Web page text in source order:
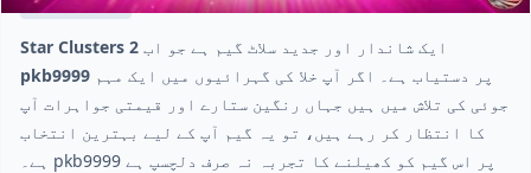
Star Clusters 2 ایک شاندار اور جدید سلاٹ گیم ہے جو اب
pkb9999
جوئی کی تلاش میں ہیں جہاں رنگین ستارے اور قیمتی جواہرات آپ
کا انتظار کر رہے ہیں، تو یہ گیم آپ کے لیے بہترین انتخاب
ہے۔ pkb9999 پر اس گیم کو کھیلنے کا تجربہ نہ صرف دلچسپ ہے